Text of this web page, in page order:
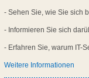
- Sehen Sie, wie Sie sich
- Informieren Sie sich
- Erfahren Sie, warum IT-
Weitere Informationen